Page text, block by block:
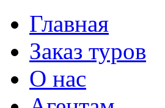
Главная
Заказ туров
О нас